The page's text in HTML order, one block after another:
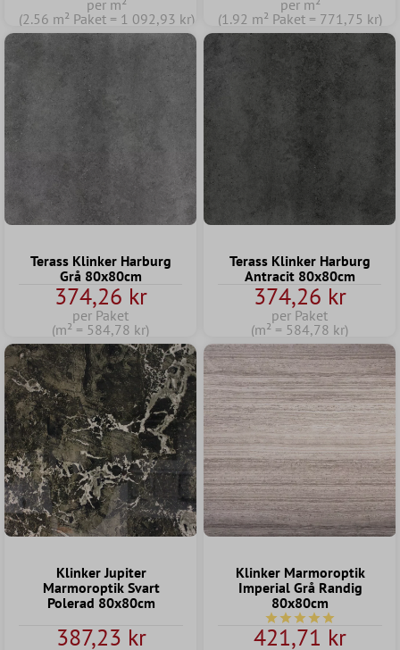
per m²
(2.56 m² Paket = 1 092,93 kr)
per m²
(1.92 m² Paket = 771,75 kr)
Terass Klinker Harburg
Grå 80x80cm
374,26 kr
per Paket
(m² = 584,78 kr)
Terass Klinker Harburg
Antracit 80x80cm
374,26 kr
per Paket
(m² = 584,78 kr)
Klinker Jupiter
Marmoroptik Svart
Polerad 80x80cm
387,23 kr
Klinker Marmoroptik
Imperial Grå Randig
80x80cm
Genomsnittligt betyg
421,71 kr